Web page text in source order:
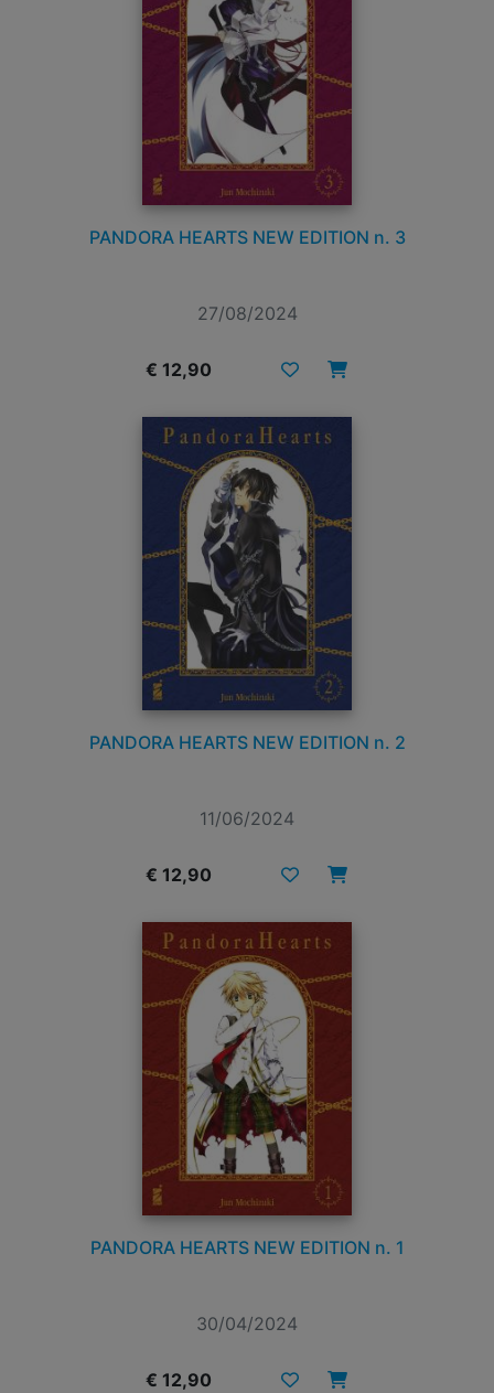
PANDORA HEARTS NEW EDITION n. 3
27/08/2024
€ 12,90
PANDORA HEARTS NEW EDITION n. 2
11/06/2024
€ 12,90
PANDORA HEARTS NEW EDITION n. 1
30/04/2024
€ 12,90